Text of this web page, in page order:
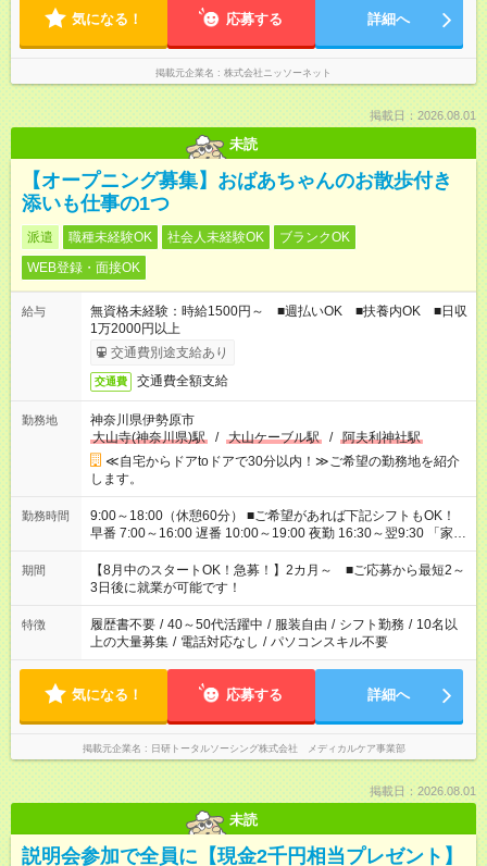
気になる！ 応募する 詳細へ
掲載元企業名 株式会社ニッソーネット
掲載日：2026.08.01
未読
【オープニング募集】おばあちゃんのお散歩付き
添いも仕事の1つ
派遣 職種未経験OK 社会人未経験OK
ブランクOK
WEB登録・面接OK
給与
無資格未経験：時給1500円～ ■週払いOK ■扶養内OK ■日収
1万2000円以上
交通費別途支給あり
交通費 交通費全額支給
勤務地
神奈川県伊勢原市
大山寺(神奈川県)駅
/ 大山ケーブル駅 / 阿夫利神社駅
≪自宅からドアtoドアで30分以内！≫ご希望の勤務地を紹介
します。
勤務時間
9:00～18:00（休憩60分） ■ご希望があれば下記シフトもOK！
早番 7:00～16:00 遅番 10:00～19:00 夜勤 16:30～翌9:30 「家族
と休みを合わせたい」 「余裕を持って夕飯の準備がしたい」
「できれば残業はしたくない」 など、ご希望を教えてください
ね。 ※Wワーク希望の方へ 今ご覧のお仕事で希望する勤務時間
と、もう1つのお仕事の勤務時間。 合計で週40時間を超える場
合は応募できません。
期間
【8月中のスタートOK！急募！】2カ月～ ■ご応募から最短2～
3日後に就業が可能です！
特徴 履歴書不要 / 40～50代活躍中 / 服装自由 / シフト勤務 / 10名以
上の大量募集 / 電話対応なし / パソコンスキル不要
気になる！ 応募する 詳細へ
掲載元企業名 日研トータルソーシング株式会社 メディカルケア事業部
掲載日：2026.08.01
未読
説明会参加で全員に【現金2千円相当プレゼント】